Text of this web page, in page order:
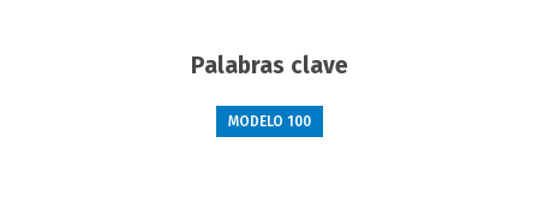
Palabras clave
MODELO 100